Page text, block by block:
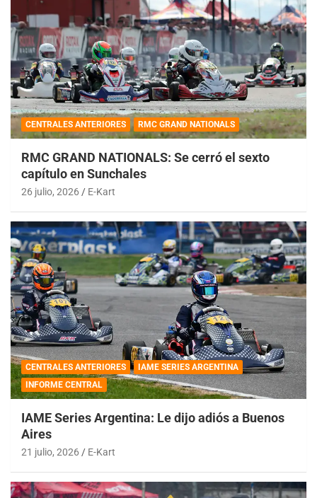
CENTRALES ANTERIORES RMC GRAND NATIONALS
RMC GRAND NATIONALS: Se cerró el sexto
capítulo en Sunchales
26 julio, 2026 E-Kart
CENTRALES ANTERIORES
IAME SERIES ARGENTINA
INFORME CENTRAL
IAME Series Argentina: Le dijo adiós a Buenos
Aires
21 julio, 2026 E-Kart